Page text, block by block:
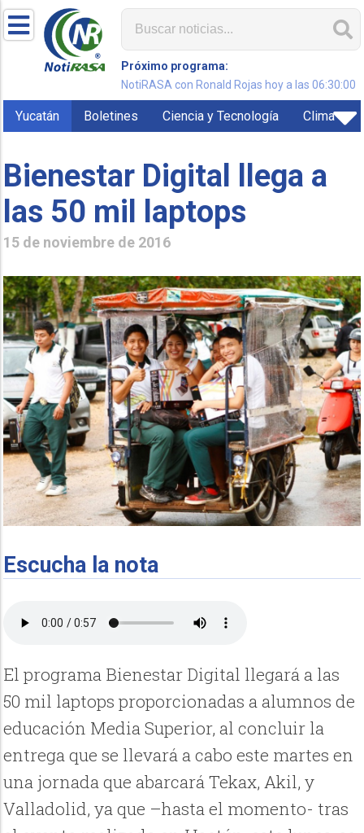
Próximo programa:
NotiRASA con Ronald Rojas hoy a las 06:30:00
Yucatán Boletines Ciencia y Tecnología Clima
Bienestar Digital llega a
las 50 mil laptops
15 de noviembre de 2016
Escucha la nota
El programa Bienestar Digital llegará a las
50 mil laptops proporcionadas a alumnos de
educación Media Superior, al concluir la
entrega que se llevará a cabo este martes en
una jornada que abarcará Tekax, Akil, y
Valladolid, ya que –hasta el momento- tras